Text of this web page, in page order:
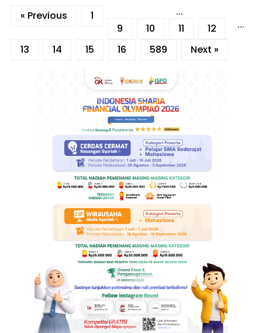
« Previous 1
...
9
10 11
12
13
14 15 16
...
589
Next »